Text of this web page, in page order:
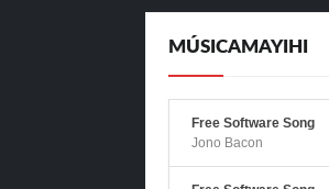
MÚSICAMAYIHI
Free Software Song
Jono Bacon